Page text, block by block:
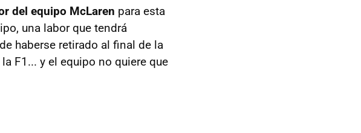
del equipo McLaren para esta
una labor que tendrá
haberse retirado al final de la
F1... y el equipo no quiere que